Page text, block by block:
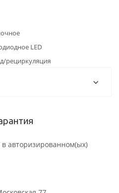
LED
рециркуляция
авторизированном(ых)